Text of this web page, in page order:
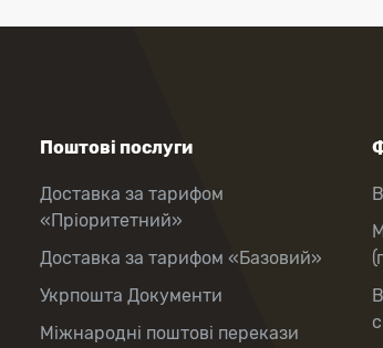
Поштові послуги
Доставка за тарифом
«Пріоритетний»
Доставка за тарифом «Базовий»
Укрпошта Документи
Міжнародні поштові перекази